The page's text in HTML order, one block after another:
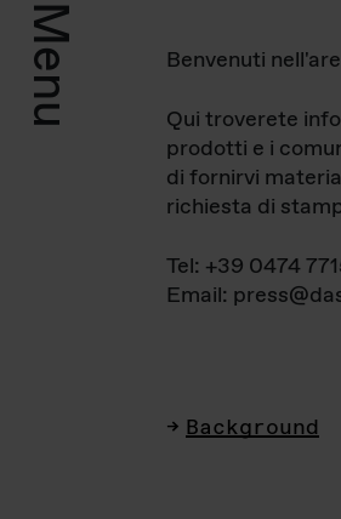
Menu Benvenuti
Qui troverete
prodotti e i
di fornirvi
richiesta di
Tel: +39 0474
Email:
Background